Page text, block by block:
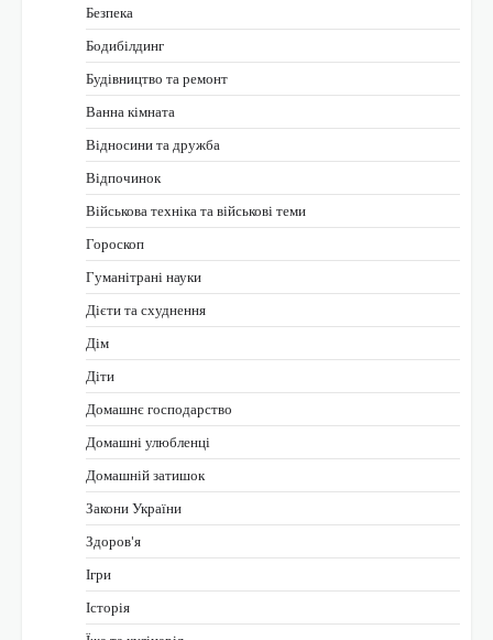
Безпека
Бодибілдинг
Будівництво та ремонт
Ванна кімната
Відносини та дружба
Відпочинок
Військова техніка та військові теми
Гороскоп
Гуманітрані науки
Дієти та схуднення
Дім
Діти
Домашнє господарство
Домашні улюбленці
Домашній затишок
Закони України
Здоров'я
Ігри
Історія